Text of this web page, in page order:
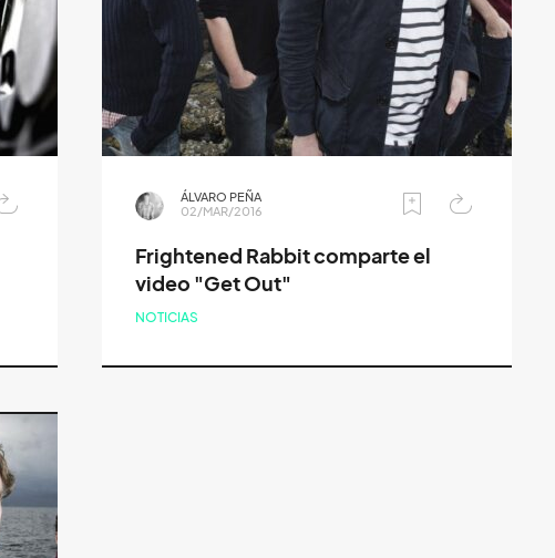
ÁLVARO PEÑA
02/MAR/2016
Frightened Rabbit comparte el
video "Get Out"
NOTICIAS